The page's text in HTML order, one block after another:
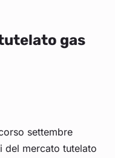
gas
settembre
del mercato tutelato